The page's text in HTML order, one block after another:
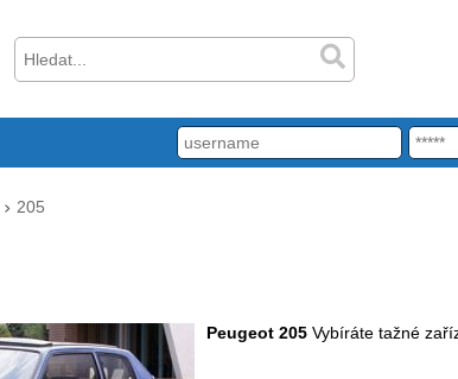
205
Peugeot 205Vybíráte tažné